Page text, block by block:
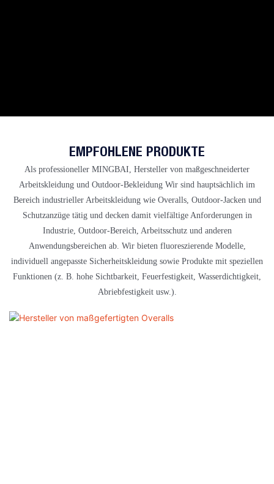
EMPFOHLENE PRODUKTE
Als professioneller MINGBAI, Hersteller von maßgeschneiderter
Arbeitskleidung und Outdoor-Bekleidung Wir sind hauptsächlich im
Bereich industrieller Arbeitskleidung wie Overalls, Outdoor-Jacken und
Schutzanzüge tätig und decken damit vielfältige Anforderungen in
Industrie, Outdoor-Bereich, Arbeitsschutz und anderen
Anwendungsbereichen ab. Wir bieten fluoreszierende Modelle,
individuell angepasste Sicherheitskleidung sowie Produkte mit speziellen
Funktionen (z. B. hohe Sichtbarkeit, Feuerfestigkeit, Wasserdichtigkeit,
Abriebfestigkeit usw.).